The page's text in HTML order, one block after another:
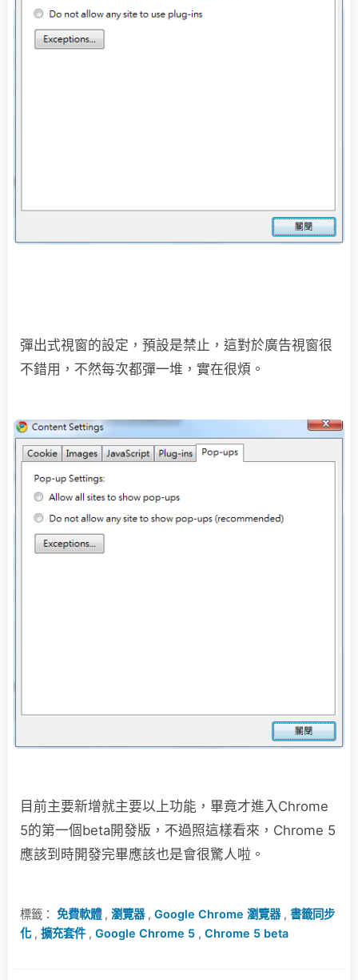
彈出式視窗的設定，預設是禁止，這對於廣告視窗很
不錯用，不然每次都彈一堆，實在很煩。
目前主要新增就主要以上功能，畢竟才進入Chrome
5的第一個beta開發版，不過照這樣看來，Chrome 5
應該到時開發完畢應該也是會很驚人啦。
標籤： 免費軟體, 瀏覽器, Google Chrome 瀏覽器, 書籤同步
化, 擴充套件, Google Chrome 5 , Chrome 5 beta